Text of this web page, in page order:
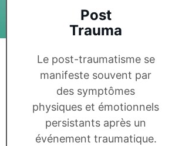
Post
Trauma
Le post-traumatisme se
manifeste souvent par
des symptômes
physiques et émotionnels
persistants après un
événement traumatique.